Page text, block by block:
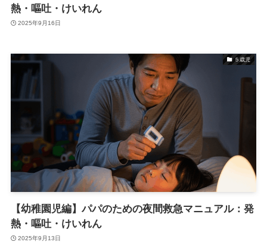
熱・嘔吐・けいれん
2025年9月16日
５歳児
【幼稚園児編】パパのための夜間救急マニュアル：発
熱・嘔吐・けいれん
2025年9月13日